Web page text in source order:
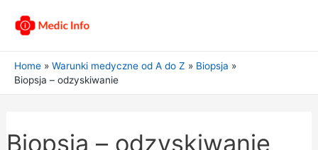
Home Warunki medyczne od A do Z
Biopsja
Biopsja – odzyskiwanie
Biopsja – odzyskiwanie